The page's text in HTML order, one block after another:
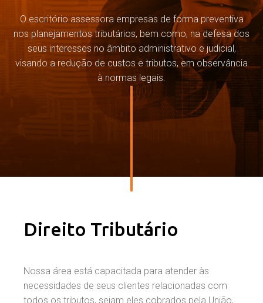
O escritório assessora empresas de forma preventiva
nos planejamentos tributários, bem como, na defesa dos
seus interesses no âmbito administrativo e judicial,
visando a redução de custos e tributos, em observância
à normas legais.
Direito Tributário
Nossa área está capacitada para atender às
necessidades de seus clientes relacionadas com
todos os tributos, sejam eles cobrados pela União,